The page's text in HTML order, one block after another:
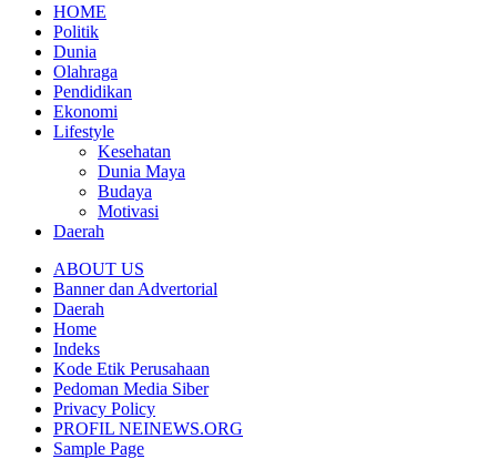
HOME
Politik
Dunia
Olahraga
Pendidikan
Ekonomi
Lifestyle
Kesehatan
Dunia Maya
Budaya
Motivasi
Daerah
ABOUT US
Banner dan Advertorial
Daerah
Home
Indeks
Kode Etik Perusahaan
Pedoman Media Siber
Privacy Policy
PROFIL NEINEWS.ORG
Sample Page